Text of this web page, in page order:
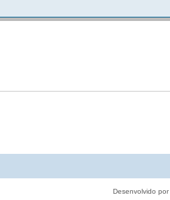
Desenvolvido por